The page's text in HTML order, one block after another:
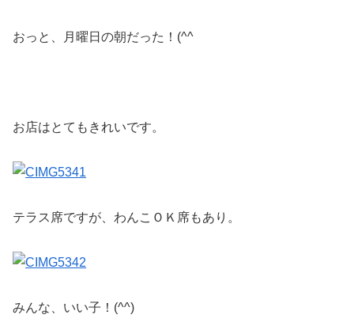
おっと、月曜日の朝だった！(^^ゞ
お店はとてもきれいです。
テラス席ですが、わんこＯＫ席もあり。
みんな、いい子！(^^)